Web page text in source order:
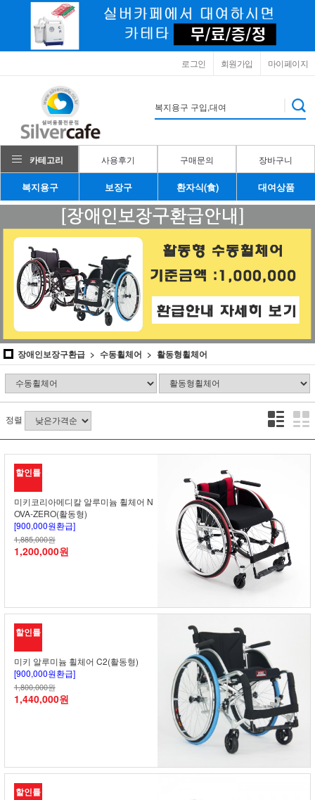
마이페이지
회원가입
로그인
카테고리 사용후기 구매문의 장바구니
복지용구 보장구 환자식(食) 대여상품
장애인보장구환급 수동휠체어 활동형휠체어
정렬
할인률
미키코리아메디칼 알루미늄 휠체어 N
OVA-ZERO(활동형)
[900,000원환급]
1,885,000원
1,200,000원
할인률
미키 알루미늄 휠체어 C2(활동형)
[900,000원환급]
1,800,000원
1,440,000원
할인률